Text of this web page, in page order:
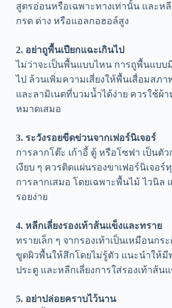
สูตรอ่อนหรือเฉพาะทางเท่านั้น และห
กรด ด่าง หรือแอลกอฮอล์สูง
2. อย่าถูพื้นเปียกแฉะเกินไป
ไม่ว่าจะเป็นพื้นแบบไหน การถูพื้นแบบ
ไป ล้วนเพิ่มความเสี่ยงให้พื้นเสื่อมสภา
และลามิเนตที่บวมน้ำได้ง่าย ควรใช้ผ้
หมาดเสมอ
3. ระวังรอยขีดข่วนจากเฟอร์นิเจอร์
การลากโต๊ะ เก้าอี้ ตู้ หรือโซฟา เป็นตั
เงียบ ๆ ควรติดแผ่นรองขาเฟอร์นิเจอ
การลากเสมอ โดยเฉพาะพื้นไม้ ไวนิล
รอยง่าย
4. หลีกเลี่ยงรองเท้าส้นแข็งและทราย
ทรายเล็ก ๆ จากรองเท้าเป็นเหมือนกร
ขูดผิวพื้นให้สึกโดยไม่รู้ตัว แนะนำให้
ประตู และหลีกเลี่ยงการใส่รองเท้าส้น
5. อย่าปล่อยคราบไว้นาน